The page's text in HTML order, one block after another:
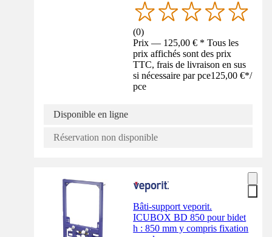
(0)
Prix — 125,00 € * Tous les
prix affichés sont des prix
TTC, frais de livraison en sus
si nécessaire par pce125,00 €*/
pce
Disponible en ligne
Réservation non disponible
Bâti-support veporit.
ICUBOX BD 850 pour bidet
h : 850 mm y compris fixation